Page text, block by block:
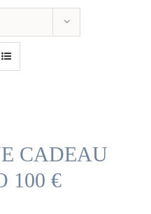
CADEAU
100 €